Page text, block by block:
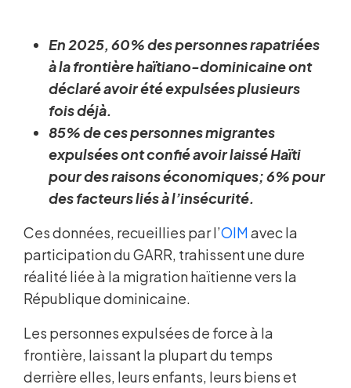
En 2025, 60% des personnes rapatriées
à la frontière haïtiano-dominicaine ont
déclaré avoir été expulsées plusieurs
fois déjà.
85% de ces personnes migrantes
expulsées ont confié avoir laissé Haïti
pour des raisons économiques; 6% pour
des facteurs liés à l’insécurité.
Ces données, recueillies par l’OIMavec la
participation du GARR, trahissent une dure
réalité liée à la migration haïtienne vers la
République dominicaine.
Les personnes expulsées de force à la
frontière, laissant la plupart du temps
derrière elles, leurs enfants, leurs biens et